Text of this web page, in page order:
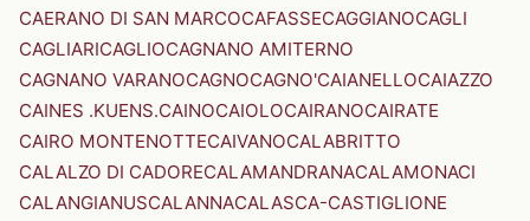
CAERANO DI SAN MARCOCAFASSECAGGIANOCAGLI
CAGLIARICAGLIOCAGNANO AMITERNO
CAGNANO VARANOCAGNOCAGNO'CAIANELLOCAIAZZO
CAINES .KUENS.CAINOCAIOLOCAIRANOCAIRATE
CAIRO MONTENOTTECAIVANOCALABRITTO
CALALZO DI CADORECALAMANDRANACALAMONACI
CALANGIANUSCALANNACALASCA-CASTIGLIONE